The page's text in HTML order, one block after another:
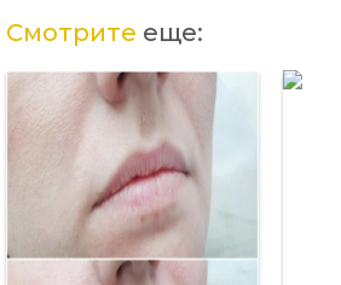
Смотрите еще: